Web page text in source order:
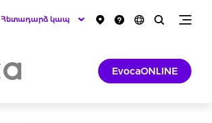
Հետադարձ կապ
EvocaONLINE